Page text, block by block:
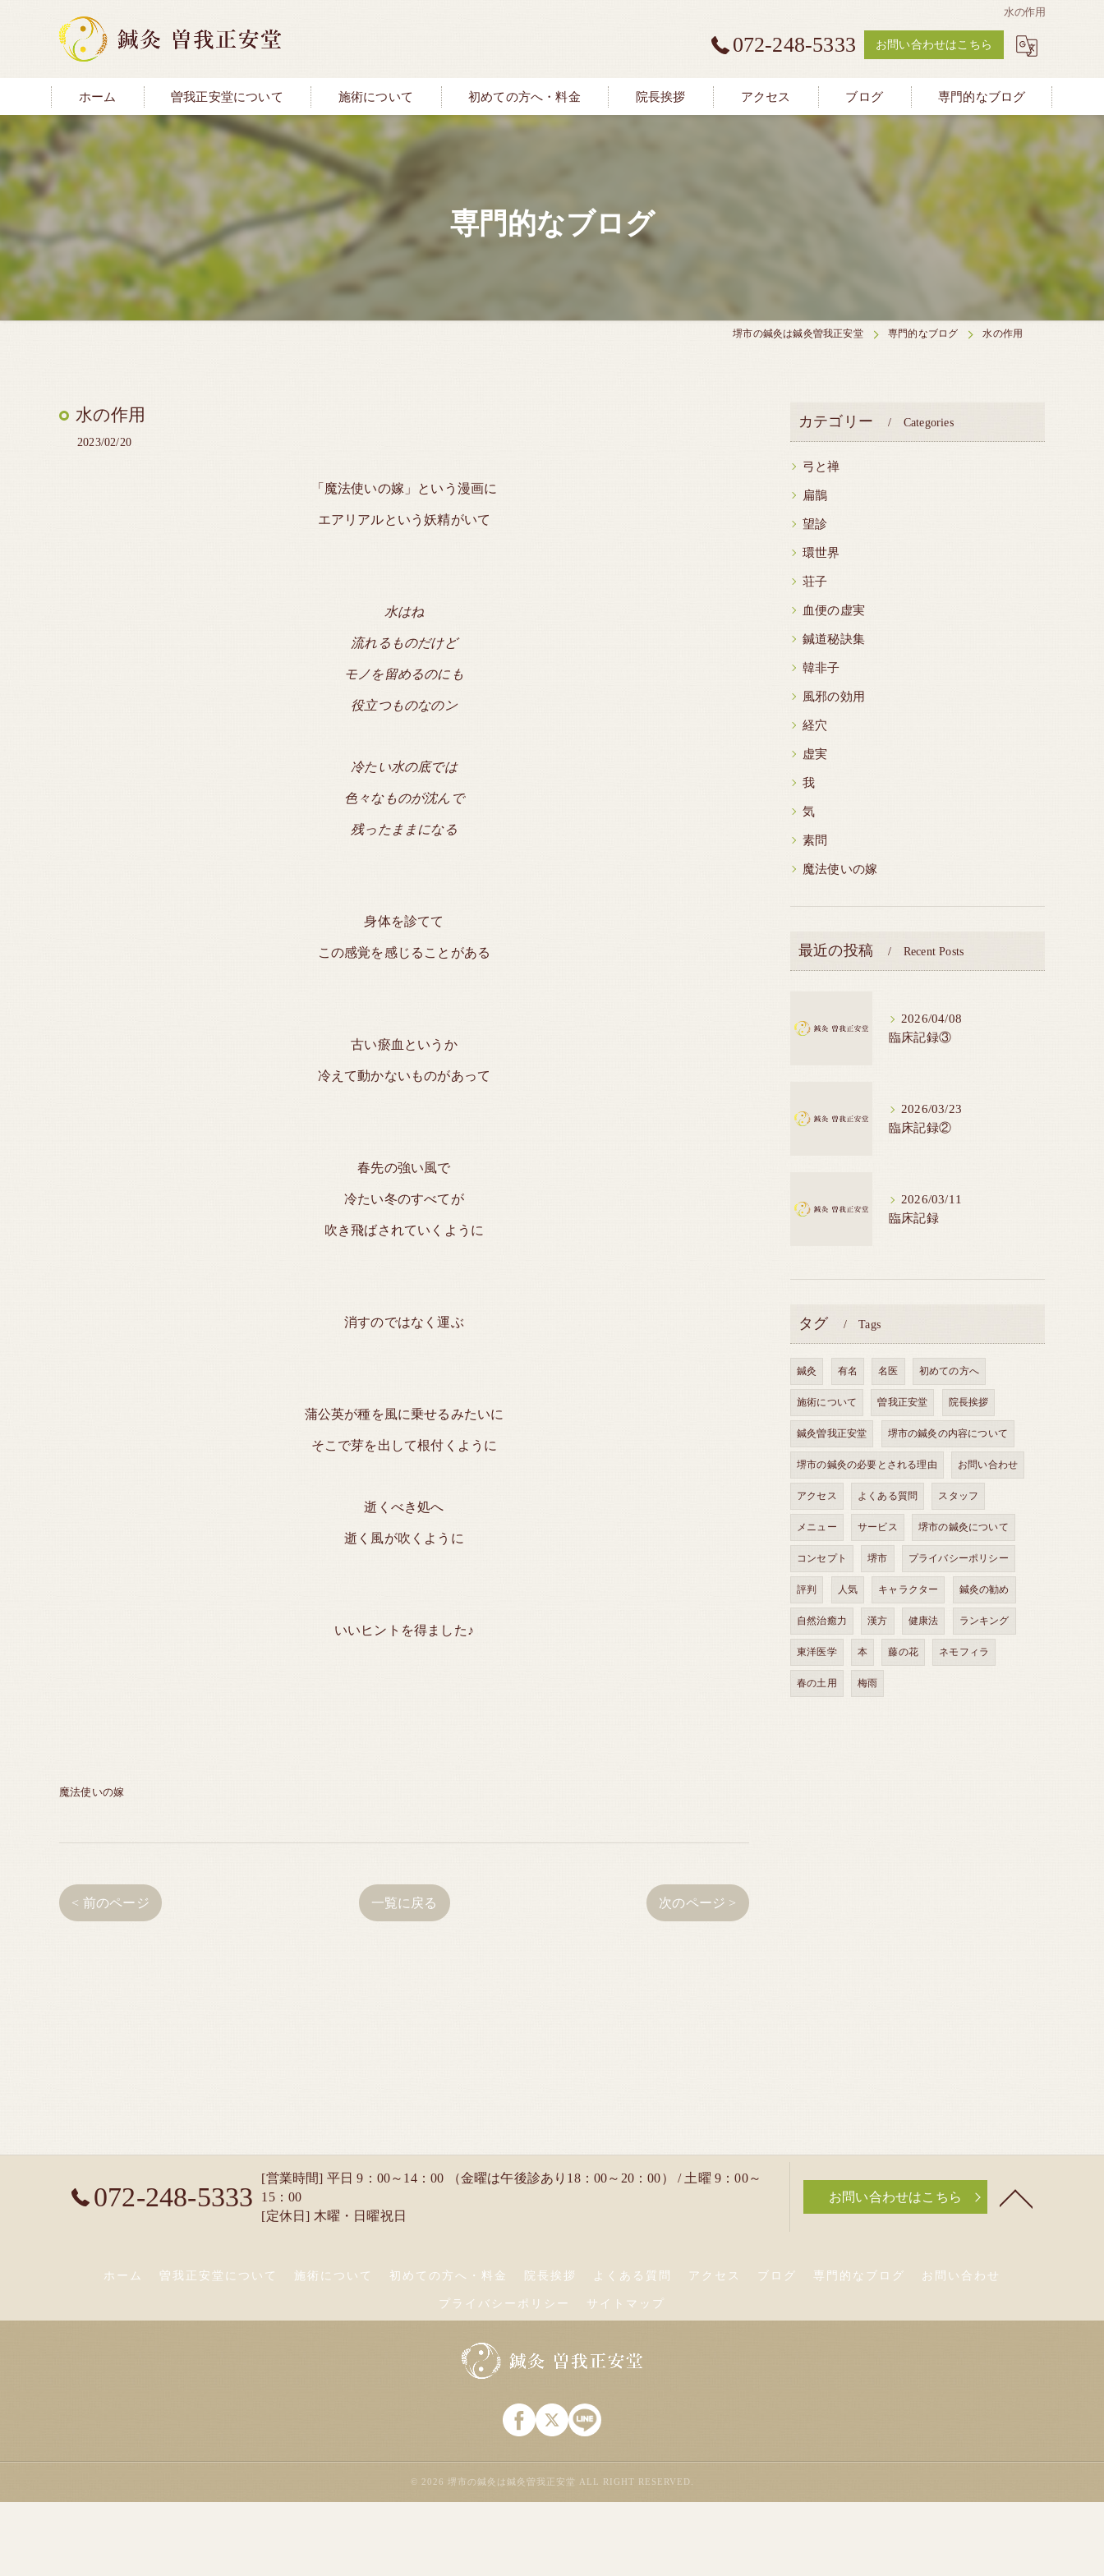
水の作用
072-248-5333 お問い合わせはこちら
ホーム 曽我正安堂について 施術について 初めての方へ・料金 院長挨拶 アクセス ブログ 専門的なブログ
専門的なブログ
堺市の鍼灸は鍼灸曽我正安堂 専門的なブログ 水の作用
水の作用
2023/02/20
「魔法使いの嫁」という漫画に
エアリアルという妖精がいて
水はね
流れるものだけど
モノを留めるのにも
役立つものなのン
冷たい水の底では
色々なものが沈んで
残ったままになる
身体を診てて
この感覚を感じることがある
古い瘀血というか
冷えて動かないものがあって
春先の強い風で
冷たい冬のすべてが
吹き飛ばされていくように
消すのではなく運ぶ
蒲公英が種を風に乗せるみたいに
そこで芽を出して根付くように
逝くべき処へ
逝く風が吹くように
いいヒントを得ました♪
魔法使いの嫁
< 前のページ 一覧に戻る 次のページ >
カテゴリー Categories
弓と禅
扁鵲
望診
環世界
荘子
血便の虚実
鍼道秘訣集
韓非子
風邪の効用
経穴
虚実
我
気
素問
魔法使いの嫁
最近の投稿 Recent Posts
2026/04/08
臨床記録③
2026/03/23
臨床記録②
2026/03/11
臨床記録
タグ Tags
鍼灸 有名 名医 初めての方へ
施術について 曽我正安堂 院長挨拶
鍼灸曽我正安堂 堺市の鍼灸の内容について
堺市の鍼灸の必要とされる理由 お問い合わせ
アクセス よくある質問 スタッフ
メニュー サービス 堺市の鍼灸について
コンセプト 堺市 プライバシーポリシー
評判 人気 キャラクター 鍼灸の勧め
自然治癒力 漢方 健康法 ランキング
東洋医学 本 藤の花 ネモフィラ
春の土用 梅雨
072-248-5333
[営業時間] 平日 9：00～14：00 （金曜は午後診あり18：00～20：00） / 土曜 9：00～
15：00
[定休日] 木曜・日曜祝日
お問い合わせはこちら
ホーム 曽我正安堂について 施術について 初めての方へ・料金 院長挨拶 よくある質問 アクセス ブログ 専門的なブログ お問い合わせ
プライバシーポリシー サイトマップ
© 2026 堺市の鍼灸は鍼灸曽我正安堂 ALL RIGHT RESERVED.